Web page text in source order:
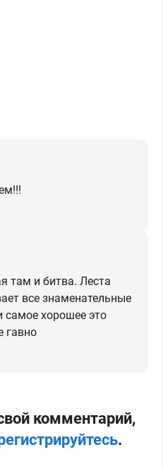
там и битва. Леста
все знаменательные
самое хорошее это
гавно
комментарий,
.